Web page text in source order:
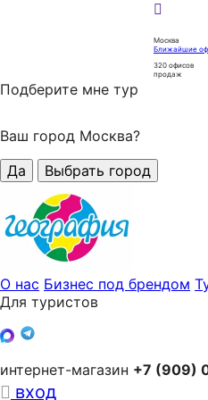
Москва
Ближайшие
320 офисов
продаж
Подберите мне тур
Ваш город Москва?
Да
Выбрать город
О нас Бизнес под брендом
Для туристов
интернет-магазин +7 (909)
вход